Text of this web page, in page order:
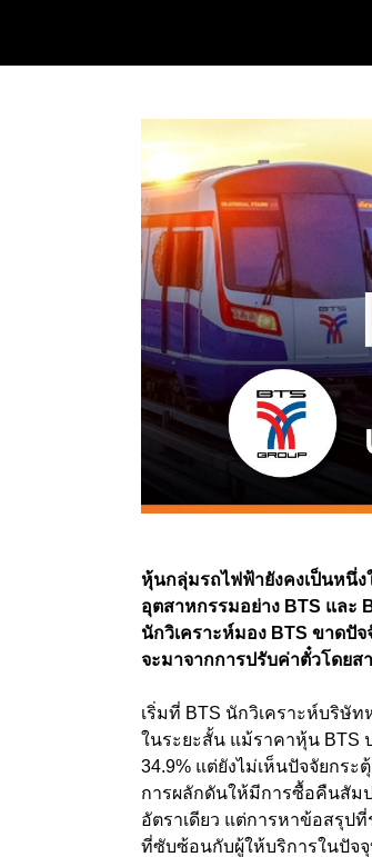
หุ้นกลุ่มรถไฟฟ้ายังคงเป็นหนึ่
อุตสาหกรรมอย่าง BTS และ
นักวิเคราะห์มอง BTS ขาดปั
จะมาจากการปรับค่าตั๋วโดยส
เริ่มที่ BTS นักวิเคราะห์บริษั
ในระยะสั้น แม้ราคาหุ้น BTS
34.9% แต่ยังไม่เห็นปัจจัยกร
การผลักดันให้มีการซื้อคืนสัม
อัตราเดียว แต่การหาข้อสรุปที่
ที่ซับซ้อนกับผู้ให้บริการในปัจ